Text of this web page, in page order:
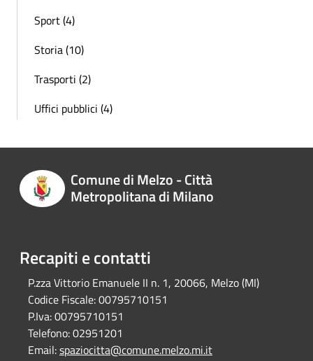
Sport (4)
Storia (10)
Trasporti (2)
Uffici pubblici (4)
Comune di Melzo - Città
Metropolitana di Milano
Recapiti e contatti
P.zza Vittorio Emanuele II n. 1, 20066, Melzo (MI)
Codice Fiscale:00795710151
P.Iva:00795710151
Telefono:02951201
Email:spaziocitta@comune.melzo.mi.it